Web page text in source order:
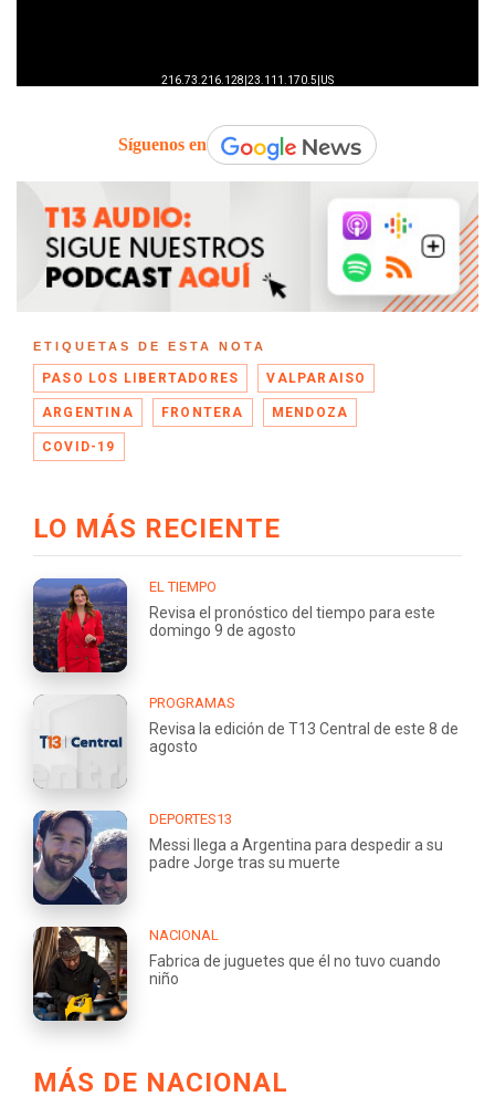
Síguenos en
ETIQUETAS DE ESTA NOTA
PASO LOS LIBERTADORES VALPARAISO
ARGENTINA FRONTERA MENDOZA
COVID-19
LO MÁS RECIENTE
EL TIEMPO
Revisa el pronóstico del tiempo para este
domingo 9 de agosto
PROGRAMAS
Revisa la edición de T13 Central de este 8 de
agosto
DEPORTES13
Messi llega a Argentina para despedir a su
padre Jorge tras su muerte
NACIONAL
Fabrica de juguetes que él no tuvo cuando
niño
MÁS DE NACIONAL